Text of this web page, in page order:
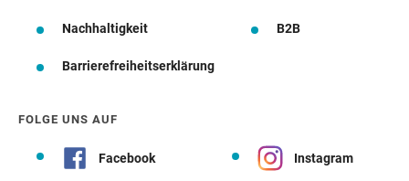
Nachhaltigkeit B2B
Barrierefreiheitserklärung
FOLGE UNS AUF
Facebook Instagram